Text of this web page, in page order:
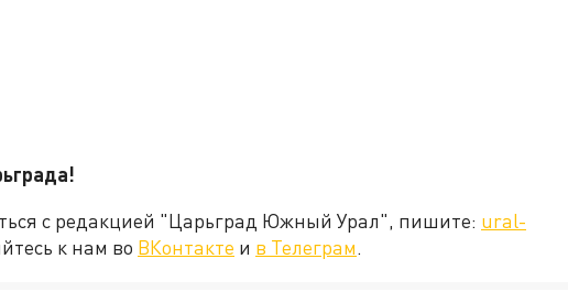
с редакцией "Царьград Южный Урал", пишите: ural-
к нам во ВКонтакте и в Телеграм.